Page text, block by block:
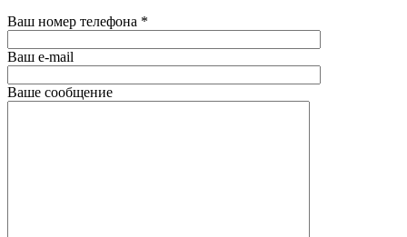
Ваш номер телефона *
Ваш e-mail
Ваше сообщение